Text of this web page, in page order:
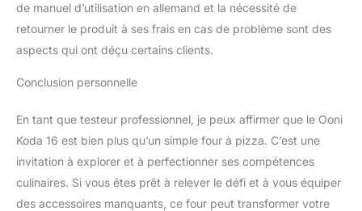
de manuel d’utilisation en allemand et la nécessité de
retourner le produit à ses frais en cas de problème sont des
aspects qui ont déçu certains clients.
Conclusion personnelle
En tant que testeur professionnel, je peux affirmer que le Ooni
Koda 16 est bien plus qu’un simple four à pizza. C’est une
invitation à explorer et à perfectionner ses compétences
culinaires. Si vous êtes prêt à relever le défi et à vous équiper
des accessoires manquants, ce four peut transformer votre